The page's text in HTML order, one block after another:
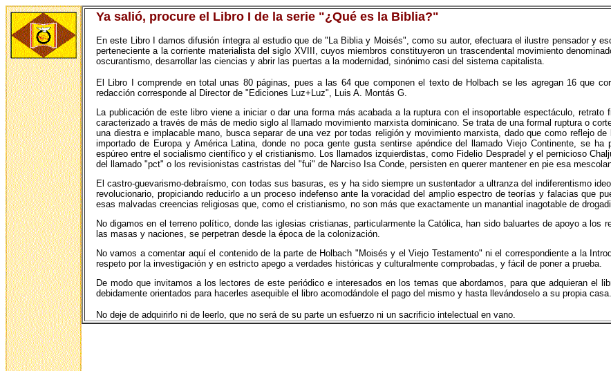
Ya salió, procure el Libro I de la serie "¿Qué es la Biblia?"
En este Libro I damos difusión íntegra al estudio que de "La Biblia y Moisés", como su autor, efectuara el ilustre pensador y
perteneciente a la corriente materialista del siglo XVIII, cuyos miembros constituyeron un trascendental movimiento
oscurantismo, desarrollar las ciencias y abrir las puertas a la modernidad, sinónimo casi del sistema capitalista.
El Libro I comprende en total unas 80 páginas, pues a las 64 que componen el texto de Holbach se les agregan 16 que
redacción corresponde al Director de "Ediciones Luz+Luz", Luis A. Montás G.
La publicación de este libro viene a iniciar o dar una forma más acabada a la ruptura con el insoportable espectáculo,
caracterizado a través de más de medio siglo al llamado movimiento marxista dominicano. Se trata de una formal ruptura o
una diestra e implacable mano, busca separar de una vez por todas religión y movimiento marxista, dado que como reflejo
importado de Europa y América Latina, donde no poca gente gusta sentirse apéndice del llamado Viejo Continente, se ha
espúreo entre el socialismo científico y el cristianismo. Los llamados izquierdistas, como Fidelio Despradel y el pernicioso
del llamado "pct" o los revisionistas castristas del "fui" de Narciso Isa Conde, persisten en querer mantener en pie esa
El castro-guevarismo-debraísmo, con todas sus basuras, es y ha sido siempre un sustentador a ultranza del indiferentismo
revolucionario, propiciando reducirlo a un proceso indefenso ante la voracidad del amplio espectro de teorías y falacias que
esas malvadas creencias religiosas que, como el cristianismo, no son más que exactamente un manantial inagotable de
No digamos en el terreno político, donde las iglesias cristianas, particularmente la Católica, han sido baluartes de apoyo a los
las masas y naciones, se perpetran desde la época de la colonización.
No vamos a comentar aquí el contenido de la parte de Holbach "Moisés y el Viejo Testamento" ni el correspondiente a la
respeto por la investigación y en estricto apego a verdades históricas y culturalmente comprobadas, y fácil de poner a prueba.
De modo que invitamos a los lectores de este periódico e interesados en los temas que abordamos, para que adquieran el
debidamente orientados para hacerles asequible el libro acomodándole el pago del mismo y hasta llevándoselo a su propia casa.
No deje de adquirirlo ni de leerlo, que no será de su parte un esfuerzo ni un sacrificio intelectual en vano.